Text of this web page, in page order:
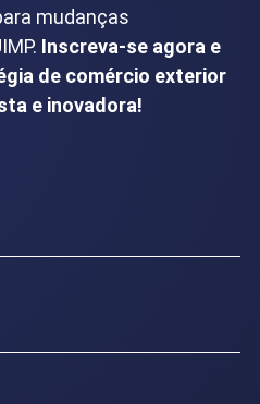
mudanças
Inscreva-se agora e
de comércio exterior
e inovadora!